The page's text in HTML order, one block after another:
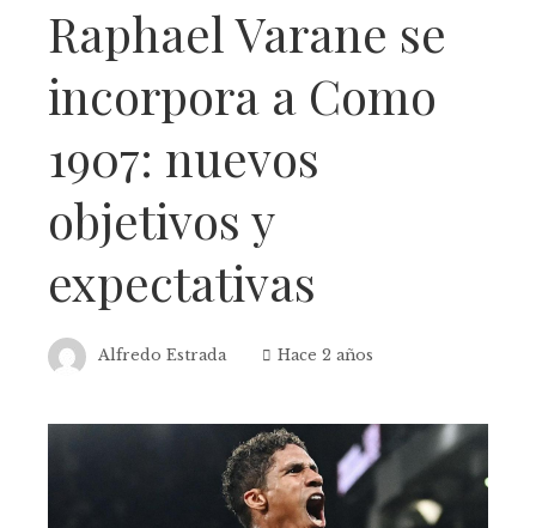
Raphael Varane se
incorpora a Como
1907: nuevos
objetivos y
expectativas
Alfredo Estrada Hace 2 años